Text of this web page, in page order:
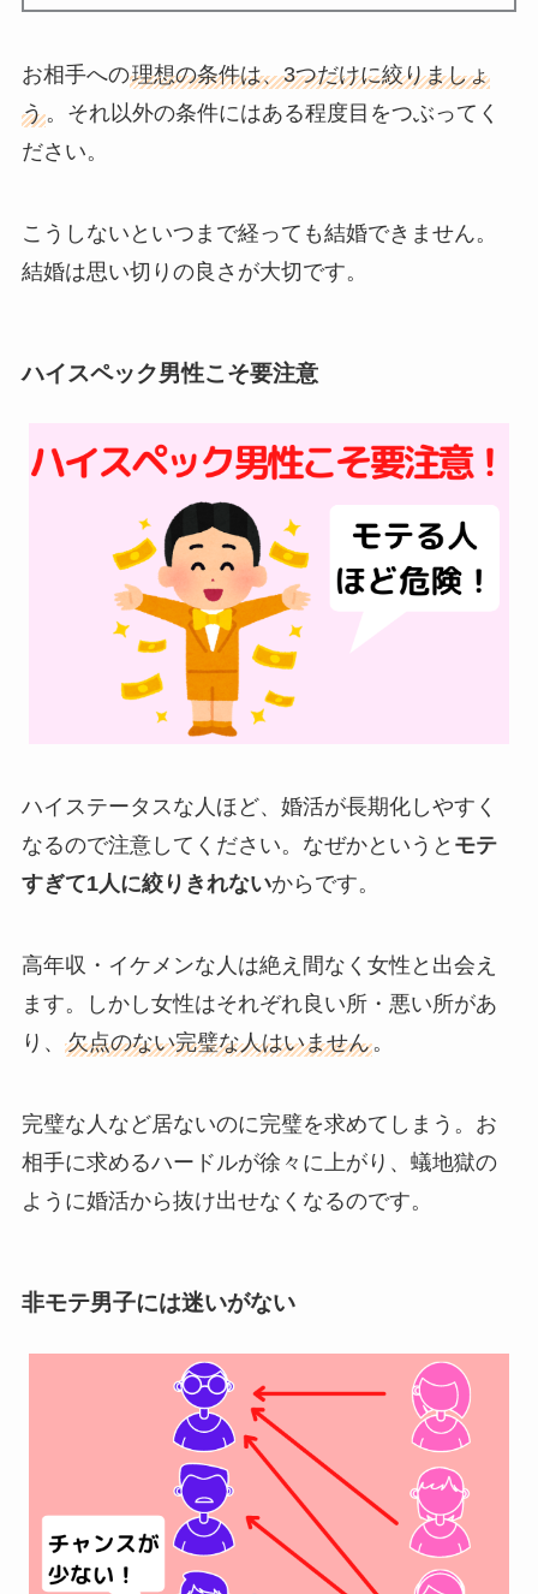
お相手への理想の条件は、3つだけに絞りましょ
う。それ以外の条件にはある程度目をつぶってく
ださい。
こうしないといつまで経っても結婚できません。
結婚は思い切りの良さが大切です。
ハイスペック男性こそ要注意
ハイステータスな人ほど、婚活が長期化しやすく
なるので注意してください。なぜかというと モテ
すぎて1人に絞りきれないからです。
高年収・イケメンな人は絶え間なく女性と出会え
ます。しかし女性はそれぞれ良い所・悪い所があ
り、 欠点のない完璧な人はいません。
完璧な人など居ないのに完璧を求めてしまう。お
相手に求めるハードルが徐々に上がり、蟻地獄の
ように婚活から抜け出せなくなるのです。
非モテ男子には迷いがない